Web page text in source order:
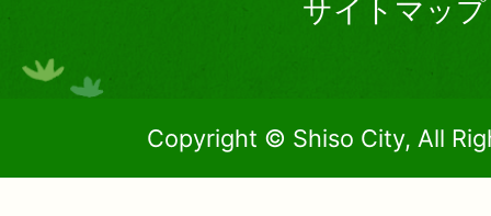
サイトマップ
Copyright © Shiso City, All